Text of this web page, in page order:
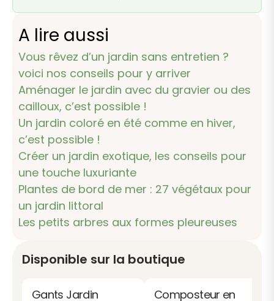
A lire aussi
Vous rêvez d’un jardin sans entretien ?
voici nos conseils pour y arriver
Aménager le jardin avec du gravier ou des
cailloux, c’est possible !
Un jardin coloré en été comme en hiver,
c’est possible !
Créer un jardin exotique, les conseils pour
une touche luxuriante
Plantes de bord de mer : 27 végétaux pour
un jardin littoral
Les petits arbres aux formes pleureuses
Disponible sur la boutique
Gants Jardin
Composteur en